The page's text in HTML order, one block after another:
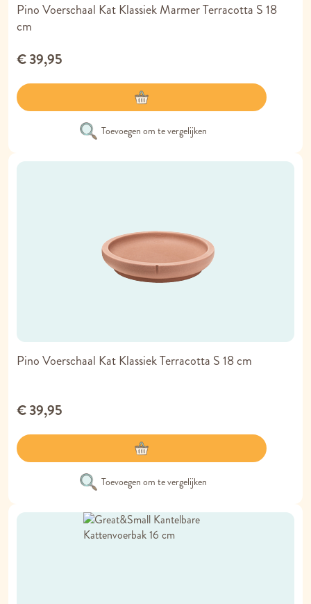
Pino Voerschaal Kat Klassiek Marmer Terracotta S 18
cm
€ 39,95
Toevoegen om te vergelijken
Pino Voerschaal Kat Klassiek Terracotta S 18 cm
€ 39,95
Toevoegen om te vergelijken